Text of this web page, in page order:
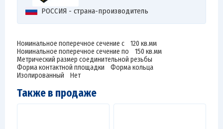
РОССИЯ - страна-производитель
Номинальное поперечное сечение с 120 кв.мм
Номинальное поперечное сечение по 150 кв.мм
Метрический размер соединительной резьбы
Форма контактной площадки Форма кольца
Изолированный Нет
Также в продаже